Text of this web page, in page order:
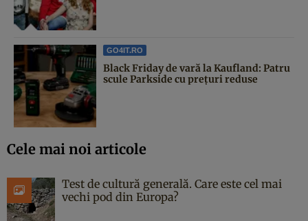
GO4IT.RO
Black Friday de vară la Kaufland: Patru
scule Parkside cu prețuri reduse
Cele mai noi articole
Test de cultură generală. Care este cel mai
vechi pod din Europa?